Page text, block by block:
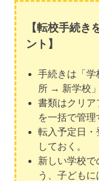
【転校手続き
ント】
手続きは「
所 → 新学校
書類はクリア
を一括で管理
転入予定日・
しておく。
新しい学校で
う、子どもに